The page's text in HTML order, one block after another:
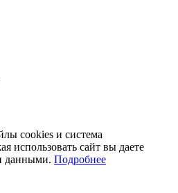
cookies и система
использовать сайт вы даете
данными. Подробнее